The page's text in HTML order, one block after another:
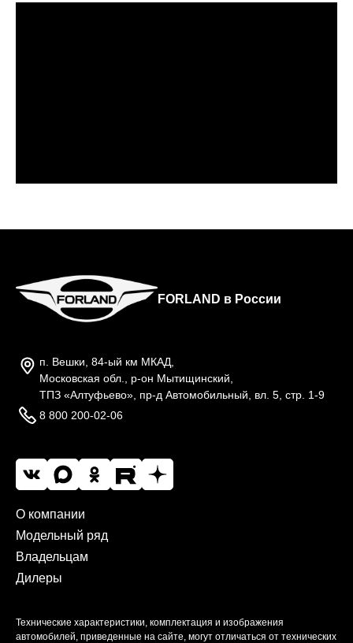
FORLAND в России
п. Вешки, 84-ый км МКАД,
Московская обл., р-он Мытищинский,
ТПЗ «Алтуфьево», пр-д Автомобильный, вл. 5, стр. 1-9
8 800 200-02-06
О компании
Модельный ряд
Владельцам
Дилеры
Технические характеристики, комплектация и изображения
автомобилей, приведенные на сайте, могут отличаться от технических